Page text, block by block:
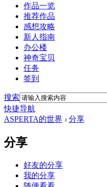
作品一览
推荐作品
感想攻略
新人指南
办公楼
神奇宝贝
任务
签到
搜索
快捷导航
ASPERTA的世界 › 分享
分享
好友的分享
我的分享